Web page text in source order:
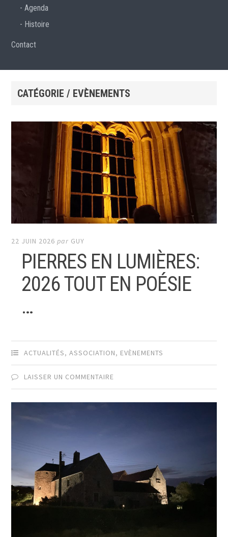
Agenda
Histoire
Contact
CATÉGORIE / EVÈNEMENTS
22 JUIN 2026 par GUY
PIERRES EN LUMIÈRES:
2026 TOUT EN POÉSIE
…
ACTUALITÉS,ASSOCIATION, EVÈNEMENTS
LAISSER UN COMMENTAIRE